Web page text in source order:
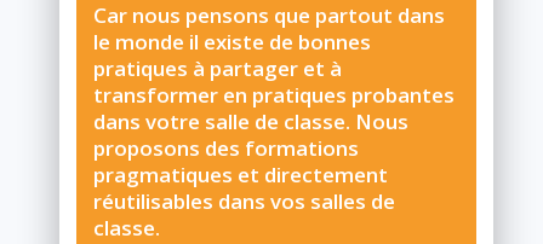
Car nous pensons que partout dans
le monde il existe de bonnes
pratiques à partager et à
transformer en pratiques probantes
dans votre salle de classe. Nous
proposons des formations
pragmatiques et directement
réutilisables dans vos salles de
classe.